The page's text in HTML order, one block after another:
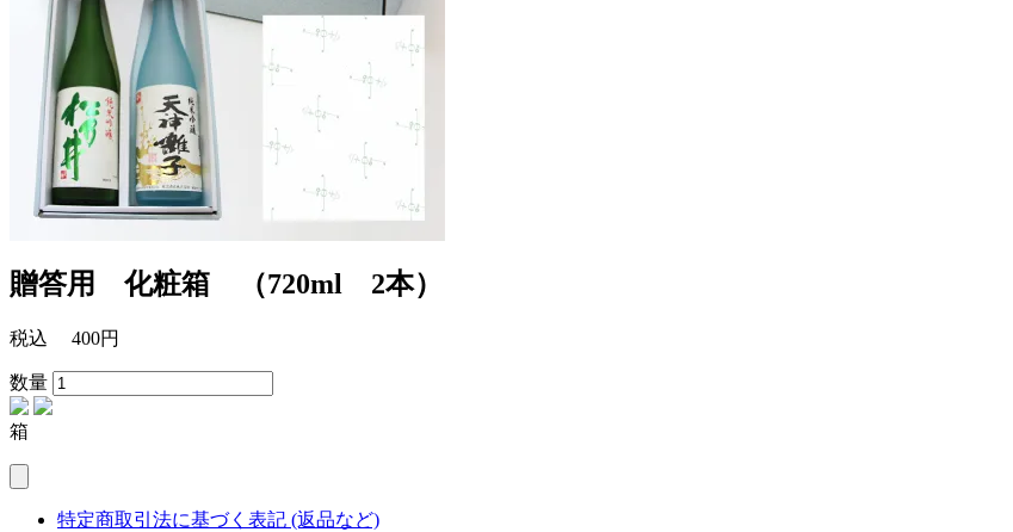
贈答用 化粧箱 （720ml 2本）
税込 400円
数量
箱
特定商取引法に基づく表記 (返品など)